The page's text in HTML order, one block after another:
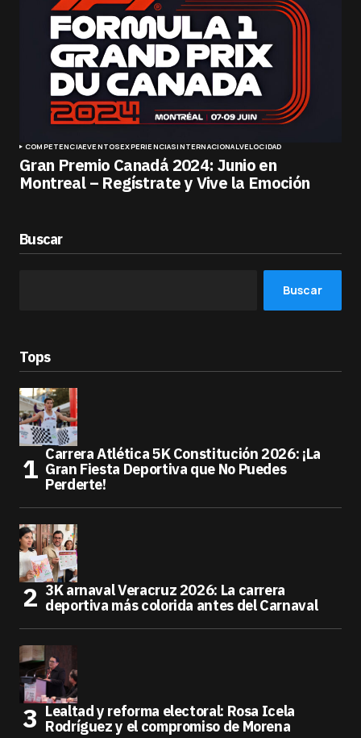
COMPETENCIAEVENTOSEXPERIENCIASINTERNACIONALVELOCIDAD
Gran Premio Canadá 2024: Junio en
Montreal – Regístrate y Vive la Emoción
Buscar
Buscar
Tops
Carrera Atlética 5K Constitución 2026: ¡La
Gran Fiesta Deportiva que No Puedes
Perderte!
3K arnaval Veracruz 2026: La carrera
deportiva más colorida antes del Carnaval
Lealtad y reforma electoral: Rosa Icela
Rodríguez y el compromiso de Morena